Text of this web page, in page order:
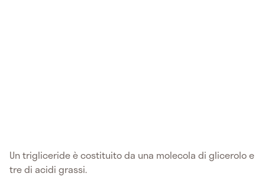
Un trigliceride è costituito da una molecola di glicerolo e
tre di acidi grassi.